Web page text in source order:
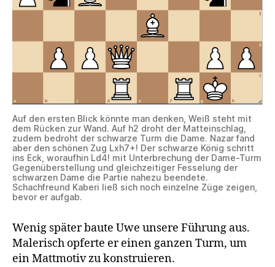
Auf den ersten Blick könnte man denken, Weiß steht mit
dem Rücken zur Wand. Auf h2 droht der Matteinschlag,
zudem bedroht der schwarze Turm die Dame. Nazar fand
aber den schönen Zug Lxh7+! Der schwarze König schritt
ins Eck, woraufhin Ld4! mit Unterbrechung der Dame-Turm
Gegenüberstellung und gleichzeitiger Fesselung der
schwarzen Dame die Partie nahezu beendete.
Schachfreund Kaberi ließ sich noch einzelne Züge zeigen,
bevor er aufgab.
Wenig später baute Uwe unsere Führung aus.
Malerisch opferte er einen ganzen Turm, um
ein Mattmotiv zu konstruieren.